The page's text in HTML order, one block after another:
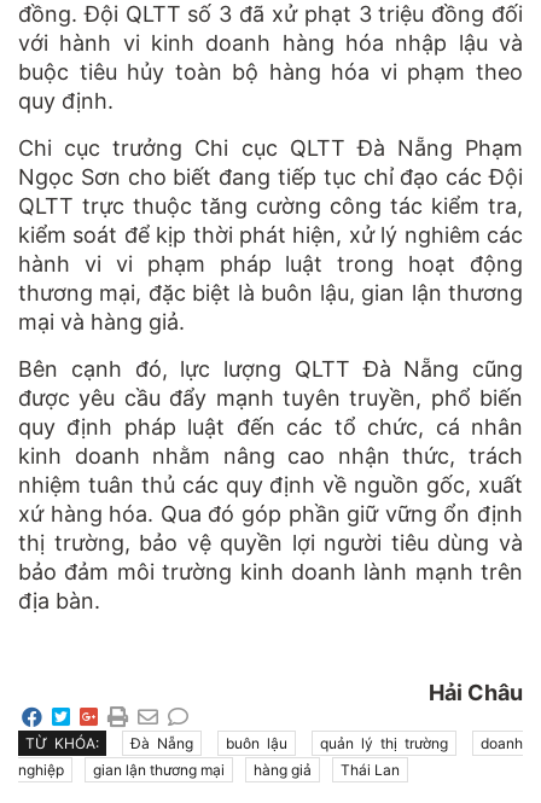
đồng. Đội QLTT số 3 đã xử phạt 3 triệu đồng đối
với hành vi kinh doanh hàng hóa nhập lậu và
buộc tiêu hủy toàn bộ hàng hóa vi phạm theo
quy định.
Chi cục trưởng Chi cục QLTT Đà Nẵng Phạm
Ngọc Sơn cho biết đang tiếp tục chỉ đạo các Đội
QLTT trực thuộc tăng cường công tác kiểm tra,
kiểm soát để kịp thời phát hiện, xử lý nghiêm các
hành vi vi phạm pháp luật trong hoạt động
thương mại, đặc biệt là buôn lậu, gian lận thương
mại và hàng giả.
Bên cạnh đó, lực lượng QLTT Đà Nẵng cũng
được yêu cầu đẩy mạnh tuyên truyền, phổ biến
quy định pháp luật đến các tổ chức, cá nhân
kinh doanh nhằm nâng cao nhận thức, trách
nhiệm tuân thủ các quy định về nguồn gốc, xuất
xứ hàng hóa. Qua đó góp phần giữ vững ổn định
thị trường, bảo vệ quyền lợi người tiêu dùng và
bảo đảm môi trường kinh doanh lành mạnh trên
địa bàn.
Hải Châu
TỪ KHÓA: Đà Nẵng buôn lậu quản lý thị trường
doanh
nghiệp
gian lận thương mại hàng giả Thái Lan